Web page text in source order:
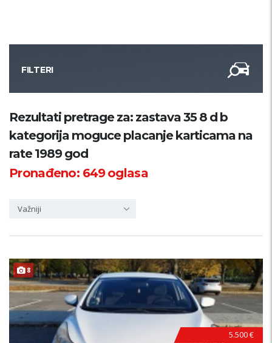
FILTERI
Kategorija
Županija
Samo sa slikom
Rezultati pretrage za: zastava 35 8 d b
kategorija moguce placanje karticama na
rate 1989 god
Pronađeno: 649oglasa
Važniji
8
5.500 €